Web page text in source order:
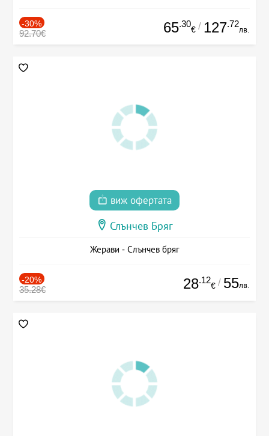
-30%
92.70€ 65.30
€ / 127.72
лв.
виж офертата
Слънчев Бряг
Жерави - Слънчев бряг
-20%
35.28€ 28.12
€ / 55лв.